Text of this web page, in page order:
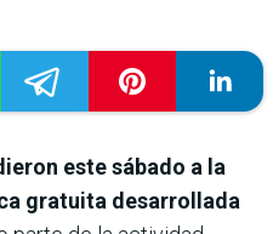
este sábado a la
gratuita desarrollada